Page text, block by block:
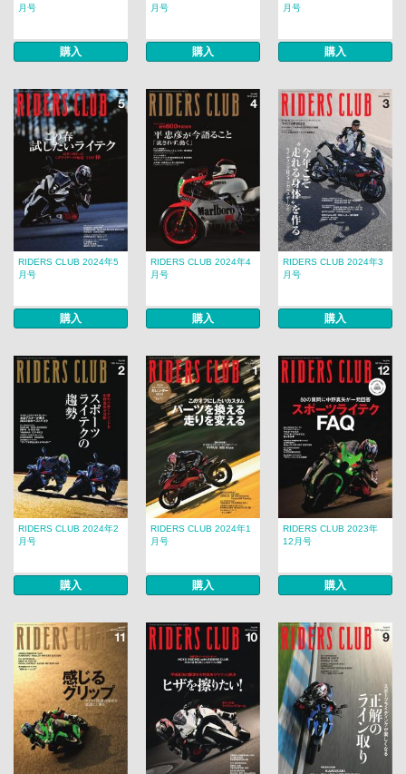
月号
購入
月号
購入
月号
購入
RIDERS CLUB 2024年5
月号
購入
RIDERS CLUB 2024年4
月号
購入
RIDERS CLUB 2024年3
月号
購入
RIDERS CLUB 2024年2
月号
購入
RIDERS CLUB 2024年1
月号
購入
RIDERS CLUB 2023年
12月号
購入